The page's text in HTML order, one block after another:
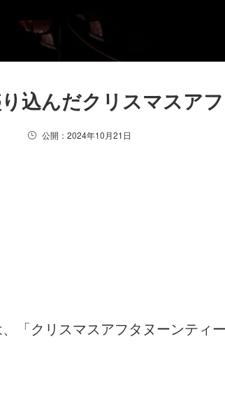
込んだクリスマスア
公開：2024年10月21日
「クリスマスアフタヌーンティ